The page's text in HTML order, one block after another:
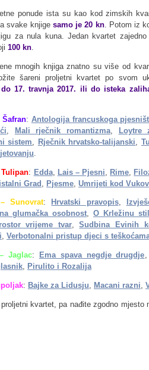
ponude ista su kao kod zimskih
svake knjige samo je 20 kn. Potom iz
za nula kuna. Jedan kvartet
100 kn.
mnogih knjiga znatno su više od
šareni proljetni kvartet po svom
do 17. travnja 2017. ili do isteka
Šafran: Antologija francuskoga
Mali rječnik romantizma, Loytre
sistem
Rječnik hrvatsko-talijanski
: Edda, Lais – Pjesni Rime
Grad Pjesme Umrijeti kod
Sunovrat: Hrvatski pravopis,
glumačka osobnost, O Krležinu
vrijeme tvar,Sudbina Evinih
, Verbotonalni pristup djeci s
Jaglac: Ema spava negdje drugdje
, Pirulito i Rozalija
: Bajke za Lidusju, Macani razni,
kvartet, pa nađite zgodno mjesto